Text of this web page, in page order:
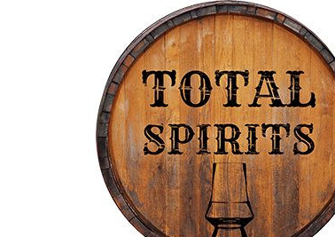
Todos los productos estan en stock. Despachamos
|
Arran
Cantidad